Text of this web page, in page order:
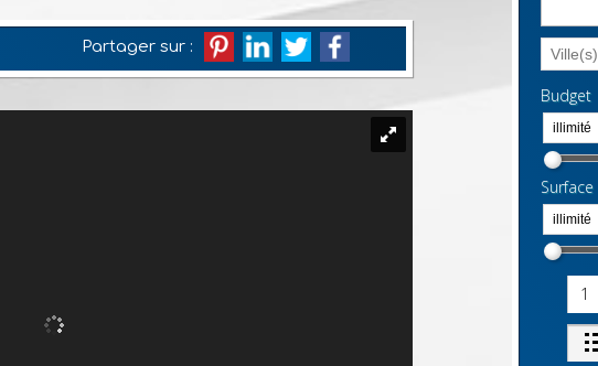
Budget
Surface
1
Partager sur :